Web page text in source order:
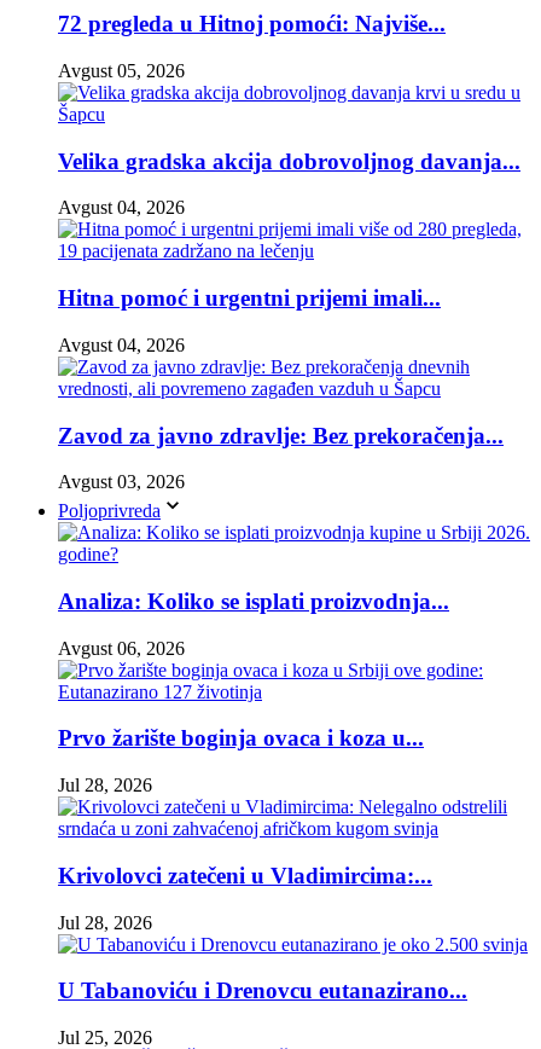
72 pregleda u Hitnoj pomoći: Najviše...
Avgust 05, 2026
Velika gradska akcija dobrovoljnog davanja...
Avgust 04, 2026
Hitna pomoć i urgentni prijemi imali...
Avgust 04, 2026
Zavod za javno zdravlje: Bez prekoračenja...
Avgust 03, 2026
Poljoprivreda
Analiza: Koliko se isplati proizvodnja...
Avgust 06, 2026
Prvo žarište boginja ovaca i koza u...
Jul 28, 2026
Krivolovci zatečeni u Vladimircima:...
Jul 28, 2026
U Tabanoviću i Drenovcu eutanazirano...
Jul 25, 2026